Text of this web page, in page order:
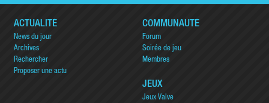
ACTUALITÉ
News du jour
Archives
Rechercher
Proposer une actu
COMMUNAUTÉ
Forum
Soirée de jeu
Membres
JEUX
Jeux Valve